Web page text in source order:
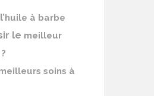
huile à barbe
le meilleur
soins à